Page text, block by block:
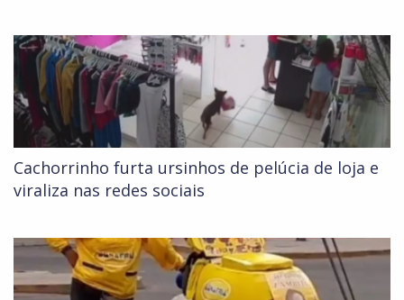
Cachorrinho furta ursinhos de pelúcia de loja e
viraliza nas redes sociais